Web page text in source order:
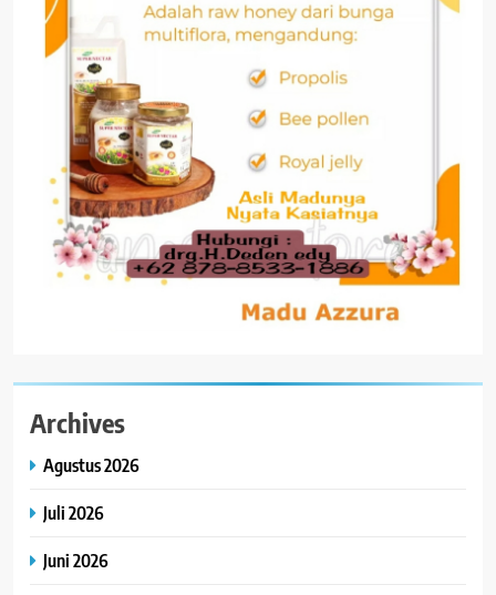
Archives
Agustus 2026
Juli 2026
Juni 2026